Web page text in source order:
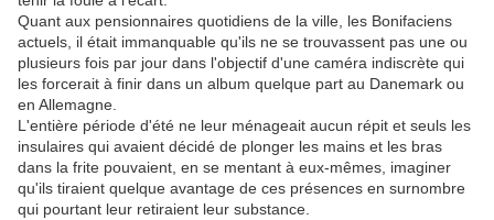
Quant aux pensionnaires quotidiens de la ville, les Bonifaciens
actuels, il était immanquable qu'ils ne se trouvassent pas une ou
plusieurs fois par jour dans l'objectif d'une caméra indiscrète qui
les forcerait à finir dans un album quelque part au Danemark ou
en Allemagne.
L'entière période d'été ne leur ménageait aucun répit et seuls les
insulaires qui avaient décidé de plonger les mains et les bras
dans la frite pouvaient, en se mentant à eux-mêmes, imaginer
qu'ils tiraient quelque avantage de ces présences en surnombre
qui pourtant leur retiraient leur substance.